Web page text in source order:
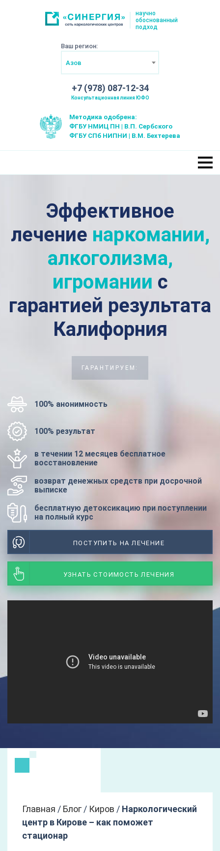
научно
обоснованный
подход
Ваш регион:
Азов
+7 (978) 087-12-34
Консультационная линия ЮФО
Методика одобрена:
ФГБУ НМИЦ ПН | В.П. Сербского
ФГБУ СПб НИПНИ | В.М. Бехтерева
Эффективное
лечение наркомании,
алкоголизма,
игромании с
гарантией результата
Калифорния
ГАРАНТИРУЕМ:
100% анонимность
100% результат
в течении 12 месяцев бесплатное
восстановление
возврат денежных средств при досрочной
выписке
бесплатную детоксикацию при поступлении
на полный курс
ПОСТУПИТЬ НА ЛЕЧЕНИЕ
УЗНАТЬ СТОИМОСТЬ ЛЕЧЕНИЯ
Главная / Блог / Киров / Наркологический
центр в Кирове – как поможет
стационар